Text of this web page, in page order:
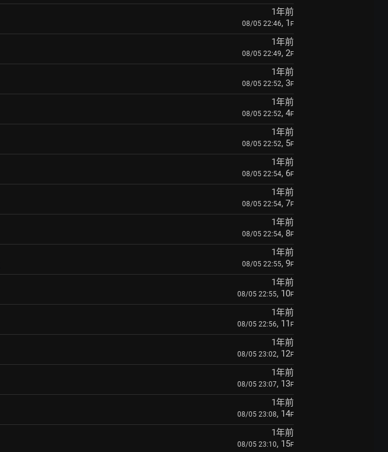
1年前
08/05 22:46, 1 F
1年前
08/05 22:49, 2F
1年前
08/05 22:52, 3F
1年前
08/05 22:52, 4F
1年前
08/05 22:52, 5F
1年前
08/05 22:54, 6F
1年前
08/05 22:54, 7F
1年前
08/05 22:54, 8F
1年前
08/05 22:55, 9F
1年前
08/05 22:55, 10F
1年前
08/05 22:56, 11 F
1年前
08/05 23:02, 12F
1年前
08/05 23:07, 13F
1年前
08/05 23:08, 14F
1年前
08/05 23:10, 15F